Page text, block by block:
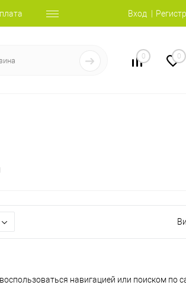
Вход
0 0
навигацией или поиском по